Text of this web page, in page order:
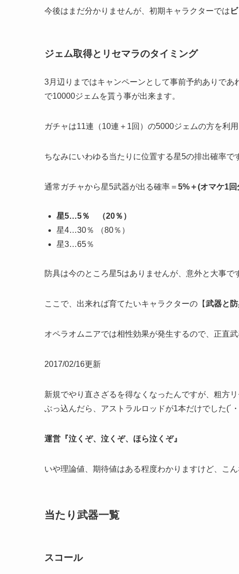
今後はまだ分かりませんが、初期キャラクターでは
ジェム取得とリセマラのタイミング
3月辺りまではキャンペーンとして事前予約ありで
で10000ジェムを貰う事が出来ます。
ガチャは11連（10連＋1回）の5000ジェムの方を利
ちなみにいわゆる当たりに位置する星5の排出確率で
通常ガチャから星5武器が出る確率＝ 5%＋(オマケ1
星5…5％ （20％）
星4…30％ （80％）
星3…65％
防具は今のところ星5はありませんが、意外と大事で
ここで、出来れば育てたいキャラクターの【武器と防
オペラオムニアでは相性効果が発生するので、正直
2017/02/16更新
新規でやり直さざるを得なくなったんですが、粗方
ぶっ込んだら、アストラルロッドが1本だけでした(´
運営『泣くぞ、泣くぞ、ほら泣くぞ』
いや理論値、期待値はある程度わかりますけど、こ
当たり武器一覧
スコール